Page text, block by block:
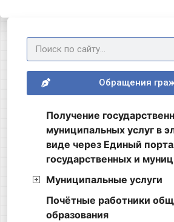
Обращения
Получение
муниципальных услуг в
виде через Единый
государственных и
Муниципальные услуги
Почётные работники
образования